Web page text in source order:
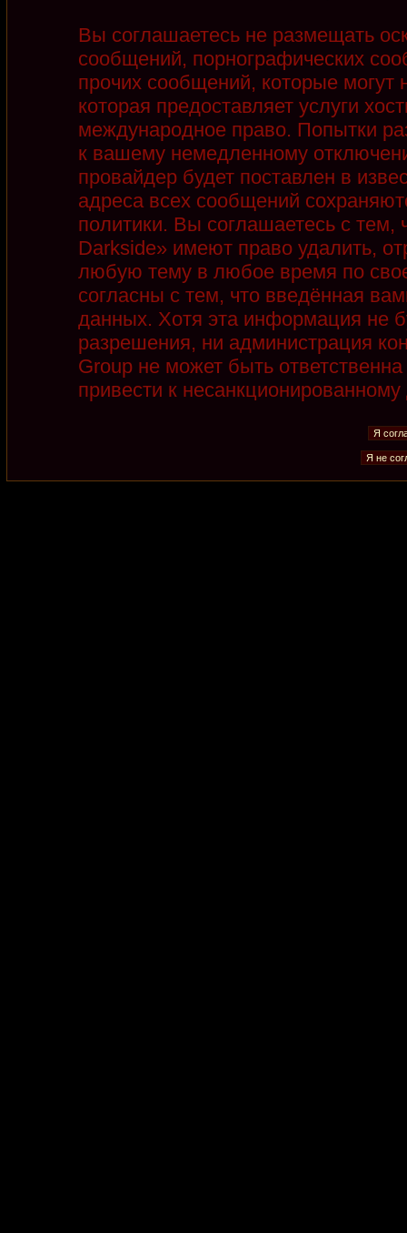
Вы соглашаетесь не размещать
сообщений, порнографических
прочих сообщений, которые
которая предоставляет услуги
международное право. Попытки
к вашему немедленному
провайдер будет поставлен в
адреса всех сообщений
политики. Вы соглашаетесь с
Darkside» имеют право удалить,
любую тему в любое время по
согласны с тем, что введённая
данных. Хотя эта информация не
разрешения, ни администрация
Group не может быть
привести к несанкционированному